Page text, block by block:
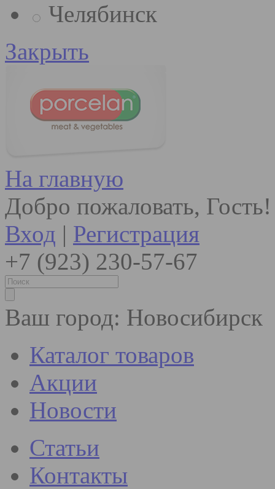
Челябинск
Закрыть
На главную
Добро пожаловать, Гость!
Вход | Регистрация
+7 (923) 230-57-67
Ваш город: Новосибирск
Каталог товаров
Акции
Новости
Статьи
Контакты